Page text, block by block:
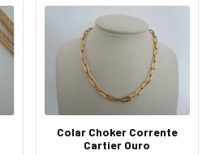
Colar Choker Corrente
Cartier Ouro